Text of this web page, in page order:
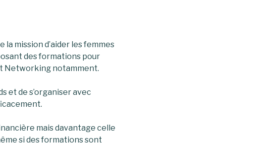
la mission d’aider les femmes
des formations pour
Networking notamment.
et de s’organiser avec
mais davantage celle
si des formations sont